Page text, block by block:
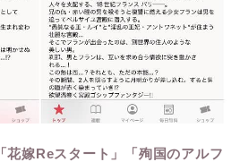
「花嫁Reスタート」「殉国のアルフ